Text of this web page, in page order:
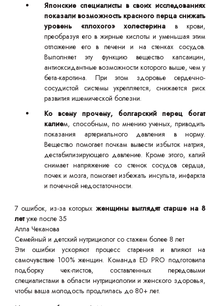
Японские специалисты в своих исследованиях
показали возможность красного перца снижать
уровень «плохого» холестерина в крови,
преобразуя его в жирные кислоты и уменьшая этим
отложение его в печени и на стенках сосудов.
Выполняет эту функцию вещество капсаицин,
антиоксидантные возможности которого выше, чем у
бета-каротина. При этом здоровье сердечно-
сосудистой системы укрепляется, снижается риск
развития ишемической болезни.
Ко всему прочему, болгарский перец богат
калием, способным, по мнению ученых, приводить
показания артериального давления в норму.
Вещество помогает почкам вывести избыток натрия,
дестабилизирующего давление. Кроме этого, калий
снимает напряжение со стенок сосудов сердца,
почек и мозга, помогает избежать инсульта, инфаркта
и почечной недостаточности.
7 ошибок, из-за которых женщины выглядят старше на 8
летуже после 35
Алла Чеканова
Семейный и детский нутрициолог со стажем более 8 лет
Эти ошибки ускоряют процесс старения и влияют на
самочувствие 100% женщин. Команда ED PRO подготовила
подборку чек-листов, составленных передовыми
специалистами в области нутрициологии и женского здоровья,
чтобы ваша молодость продлилась до 80+ лет.